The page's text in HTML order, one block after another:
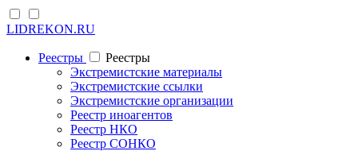
LIDREKON.RU
Реестры
Реестры
Экстремистские материалы
Экстремистские ссылки
Экстремистские организации
Реестр иноагентов
Реестр НКО
Реестр СОНКО